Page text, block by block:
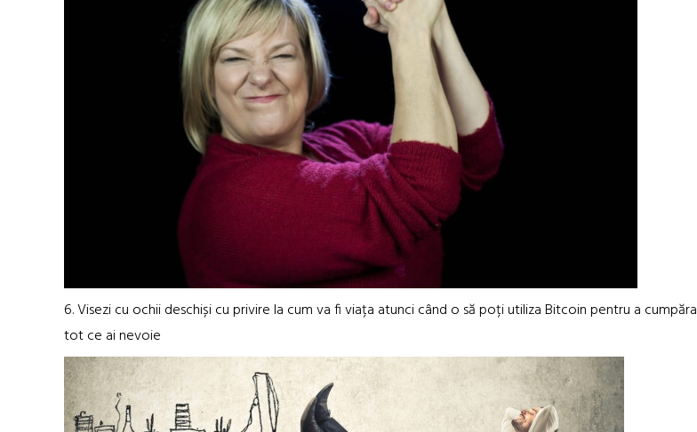
6. Visezi cu ochii deschiși cu privire la cum va fi viața atunci când o să poți utiliza Bitcoin pentru a cumpăra
tot ce ai nevoie